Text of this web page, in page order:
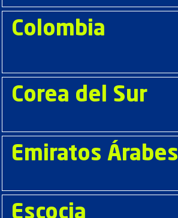
Colombia
Corea del Sur
Emiratos Árabes
Escocia